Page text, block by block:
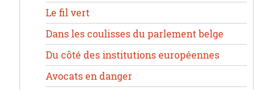
Le fil vert
Dans les coulisses du parlement belge
Du côté des institutions européennes
Avocats en danger